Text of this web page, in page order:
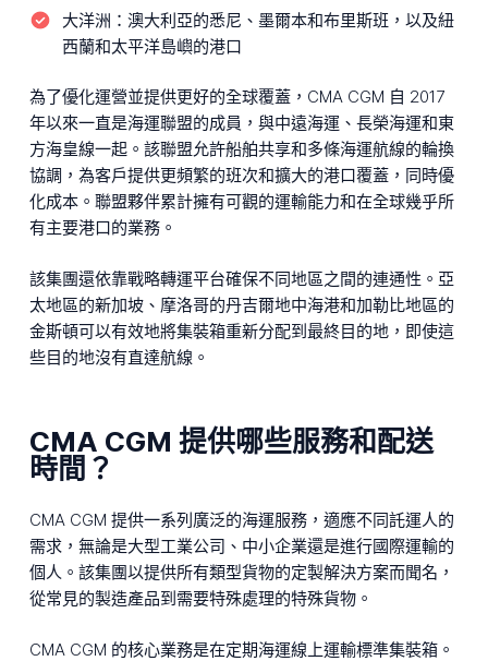
大洋洲： 澳大利亞的悉尼、墨爾本和布里斯班，以及紐
西蘭和太平洋島嶼的港口
為了優化運營並提供更好的全球覆蓋，CMA CGM 自 2017
年以來一直是海運聯盟的成員，與中遠海運、長榮海運和東
方海皇線一起。該聯盟允許船舶共享和多條海運航線的輪換
協調，為客戶提供更頻繁的班次和擴大的港口覆蓋，同時優
化成本。聯盟夥伴累計擁有可觀的運輸能力和在全球幾乎所
有主要港口的業務。
該集團還依靠戰略轉運平台確保不同地區之間的連通性。亞
太地區的新加坡、摩洛哥的丹吉爾地中海港和加勒比地區的
金斯頓可以有效地將集裝箱重新分配到最終目的地，即使這
些目的地沒有直達航線。
CMA CGM 提供哪些服務和配送
時間？
CMA CGM 提供一系列廣泛的海運服務，適應不同託運人的
需求，無論是大型工業公司、中小企業還是進行國際運輸的
個人。該集團以提供所有類型貨物的定製解決方案而聞名，
從常見的製造產品到需要特殊處理的特殊貨物。
CMA CGM 的核心業務是在定期海運線上運輸標準集裝箱。